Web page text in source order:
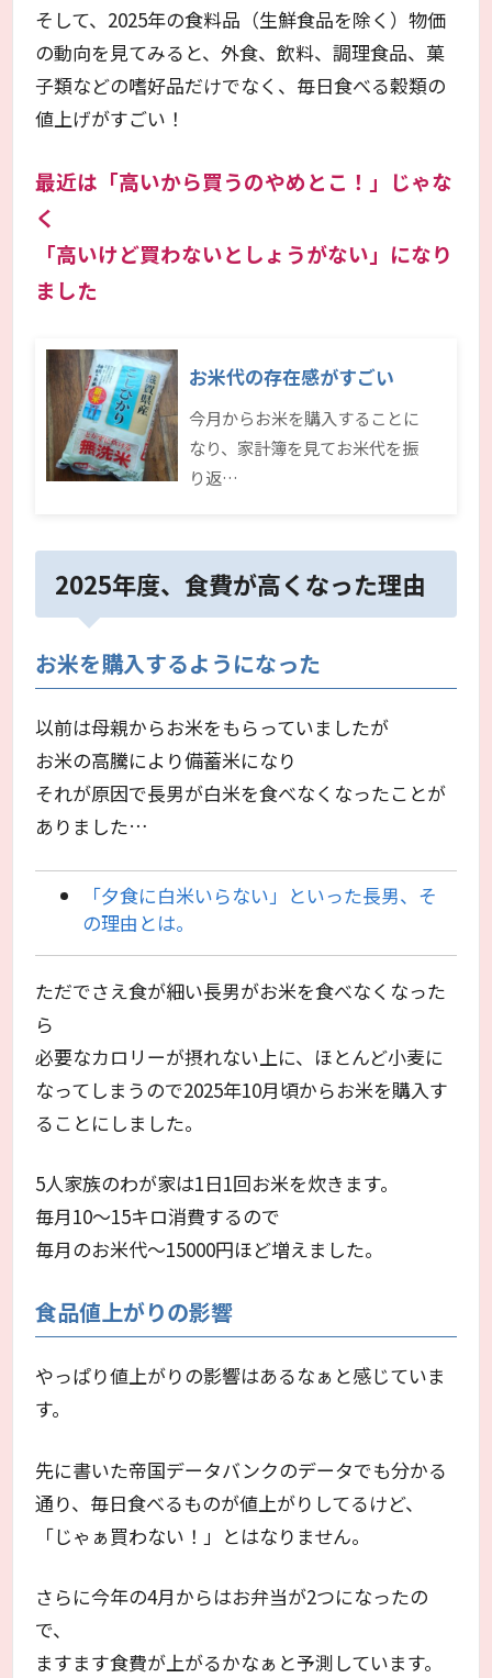
そして、2025年の食料品（生鮮食品を除く）物価
の動向を見てみると、外食、飲料、調理食品、菓
子類などの嗜好品だけでなく、毎日食べる穀類の
値上げがすごい！
最近は「高いから買うのやめとこ！」じゃな
く
「高いけど買わないとしょうがない」になり
ました
お米代の存在感がすごい
今月からお米を購入することに
なり、家計簿を見てお米代を振
り返…
2025年度、食費が高くなった理由
お米を購入するようになった
以前は母親からお米をもらっていましたが
お米の高騰により備蓄米になり
それが原因で長男が白米を食べなくなったことが
ありました…
「夕食に白米いらない」といった長男、そ
の理由とは。
ただでさえ食が細い長男がお米を食べなくなった
ら
必要なカロリーが摂れない上に、ほとんど小麦に
なってしまうので2025年10月頃からお米を購入す
ることにしました。
5人家族のわが家は1日1回お米を炊きます。
毎月10～15キロ消費するので
毎月のお米代～15000円ほど増えました。
食品値上がりの影響
やっぱり値上がりの影響はあるなぁと感じていま
す。
先に書いた帝国データバンクのデータでも分かる
通り、毎日食べるものが値上がりしてるけど、
「じゃぁ買わない！」とはなりません。
さらに今年の4月からはお弁当が2つになったの
で、
ますます食費が上がるかなぁと予測しています。